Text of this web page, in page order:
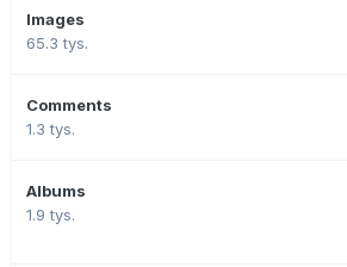
Images
65.3 tys.
Comments
1.3 tys.
Albums
1.9 tys.